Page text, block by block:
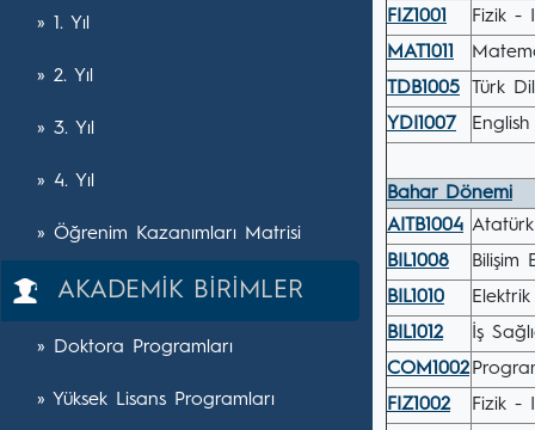
» 1. Yıl
» 2. Yıl
» 3. Yıl
» 4. Yıl
» Öğrenim Kazanımları Matrisi
AKADEMİK BİRİMLER
» Doktora Programları
» Yüksek Lisans Programları
FIZ1001
Fizik - I
MAT1011
TDB1005
Türk
YDI1007
Bahar Dönemi
AITB1004
BIL1008
Bilişim
BIL1010
BIL1012
İş
COM1002
FIZ1002
Fizik -